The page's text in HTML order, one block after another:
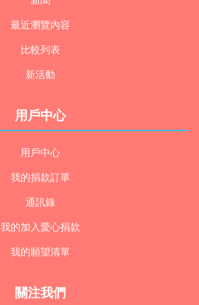
最近瀏覽內容
比較列表
新活動
用戶中心
用戶中心
我的捐款訂單
通訊錄
我的加入愛心捐款
我的願望清單
關注我們